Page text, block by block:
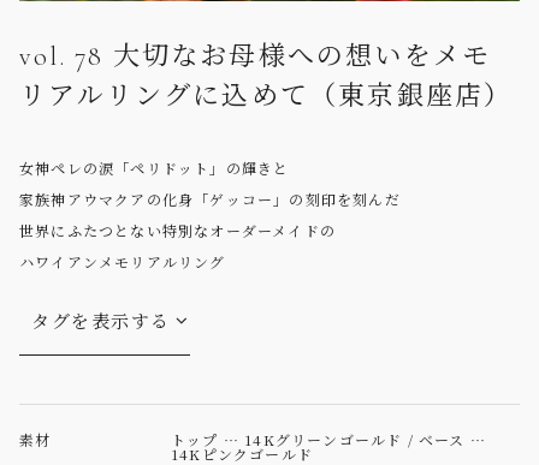
vol. 78 大切なお母様への想いをメモ
リアルリングに込めて（東京銀座店）
女神ペレの涙「ペリドット」の輝きと
家族神アウマクアの化身「ゲッコー」の刻印を刻んだ
世界にふたつとない特別なオーダーメイドの
ハワイアンメモリアルリング
タグを表示する
素材 トップ … 14Kグリーンゴールド / ベース …
14Kピンクゴールド